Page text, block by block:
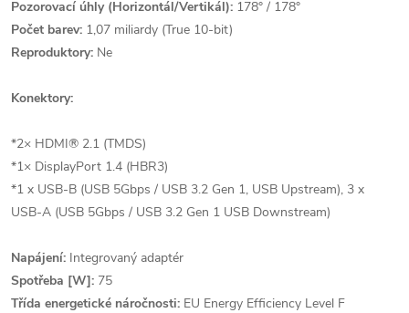
Pozorovací úhly (Horizontál/Vertikál): 178° / 178°
Počet barev: 1,07 miliardy (True 10-bit)
Reproduktory: Ne
Konektory:
*2× HDMI® 2.1 (TMDS)
*1× DisplayPort 1.4 (HBR3)
*1 x USB-B (USB 5Gbps / USB 3.2 Gen 1, USB Upstream), 3 x
USB-A (USB 5Gbps / USB 3.2 Gen 1 USB Downstream)
Napájení: Integrovaný adaptér
Spotřeba [W]: 75
Třída energetické náročnosti: EU Energy Efficiency Level F